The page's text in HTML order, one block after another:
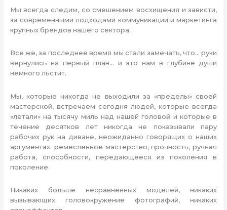
Мы всегда следим, со смешением восхищения и зависти,
за современными подходами коммуникации и маркетинга
крупных брендов нашего сектора.
Все же, за последнее время мы стали замечать, что… руки
вернулись на первый план… и это нам в глубине души
немного льстит.
Мы, которые никогда не выходили за «пределы» своей
мастерской, встречаем сегодня людей, которые всегда
«летали» на тысячу миль над нашей головой и которые в
течение десятков лет никогда не показывали пару
рабочих рук на диване, неожиданно говорящих о наших
аргументах: ремесленное мастерство, прочность, ручная
работа, способности, передающееся из поколения в
поколение.
Никаких больше несравненных моделей, никаких
вызывающих головокружение фотографий, никаких